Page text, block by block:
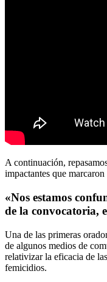
A continuación,
impactantes que
«Nos estamos
de la convocatoria,
Una de las primeras
de algunos medios de
relativizar la eficacia de
femicidios.